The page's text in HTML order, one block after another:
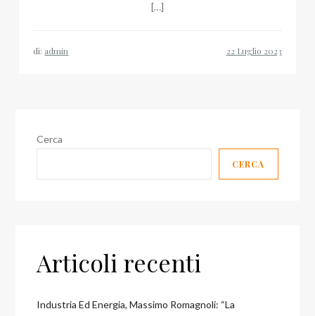
[…]
di: admin
Cerca
CERCA
Articoli recenti
Industria Ed Energia, Massimo Romagnoli: “la